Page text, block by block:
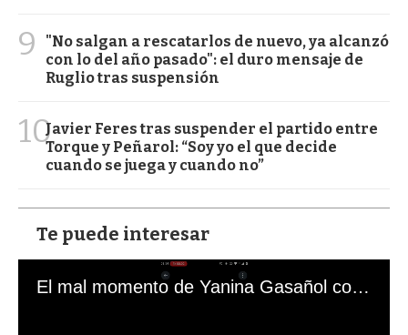
9
"No salgan a rescatarlos de nuevo, ya alcanzó
con lo del año pasado": el duro mensaje de
Ruglio tras suspensión
10Javier Feres tras suspender el partido entre
Torque y Peñarol: “Soy yo el que decide
cuando se juega y cuando no”
Te puede interesar
El mal momento de Yanina Gasañol con un hincha argentino en "Subrayado"